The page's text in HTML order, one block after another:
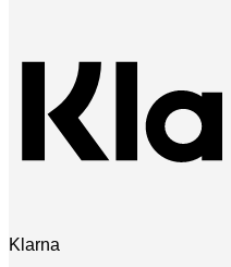
Klarna